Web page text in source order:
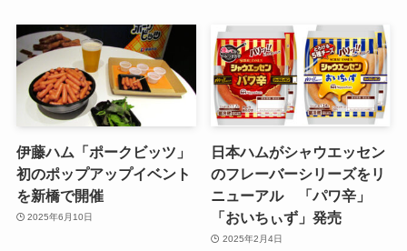
伊藤ハム「ポークビッツ」
初のポップアップイベント
を新橋で開催
2025年6月10日
日本ハムがシャウエッセン
のフレーバーシリーズをリ
ニューアル 「パワ辛」
「おいちぃず」発売
2025年2月4日